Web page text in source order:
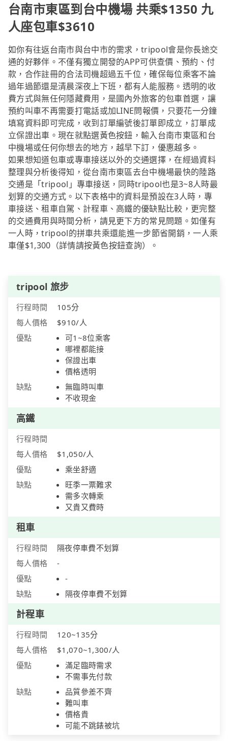
台南市東區到台中機場 共乘$1350 九
人座包車$3610
如你有往返台南市與台中市的需求，tripool會是你長途交
通的好夥伴。不僅有獨立開發的APP可供查價、預約、付
款，合作註冊的合法司機超過五千位，確保每位乘客不論
過年過節還是清晨深夜上下班，都有人能服務。透明的收
費方式與無任何隱藏費用，是國內外旅客的包車首選，讓
預約叫車不再需要打電話或加LINE問報價，只要花一分鐘
填寫資料即可完成，收到訂單編號後訂單即成立，訂單成
立保證出車。現在就點選黃色按鈕，輸入台南市東區和台
中機場或任何你想去的地方，越早下訂，優惠越多。
如果想知道包車或專車接送以外的交通選擇，在經過資料
整理與分析後得知，從台南市東區去台中機場最快的陸路
交通是「tripool」專車接送，同時tripool也是3~8人時最
划算的交通方式。以下表格中的資料是預設在3人時，專
車接送、租車自駕、計程車、高鐵的優缺點比較，更完整
的交通費用與時間分析，請見更下方的常見問題。如僅有
一人時，tripool的拼車共乘還能進一步節省開銷，一人乘
車僅$1,300（詳情請按黃色按鈕查詢）。
tripool 旅步
行程時間
105分
每人價格
$910/人
優點
可1~8位乘客
哪裡都能接
保證出車
價格透明
缺點
無臨時叫車
不收現金
高鐵
行程時間
每人價格
$1,050/人
優點
乘坐舒適
缺點
旺季一票難求
需多次轉乘
又貴又費時
租車
行程時間
隔夜停車費不划算
每人價格
-
優點
-
缺點
隔夜停車費不划算
計程車
行程時間
120~135分
每人價格
$1,070~1,300/人
優點
滿足臨時需求
不需事先付款
缺點
品質參差不齊
難叫車
價格貴
可能不跳錶被坑